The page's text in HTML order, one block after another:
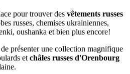
pour trouver des vêtements russes
russes, chemises ukrainiennes,
oushanka et bien plus encore!
présenter une collection magnifique
et châles russes d'Orenbourg